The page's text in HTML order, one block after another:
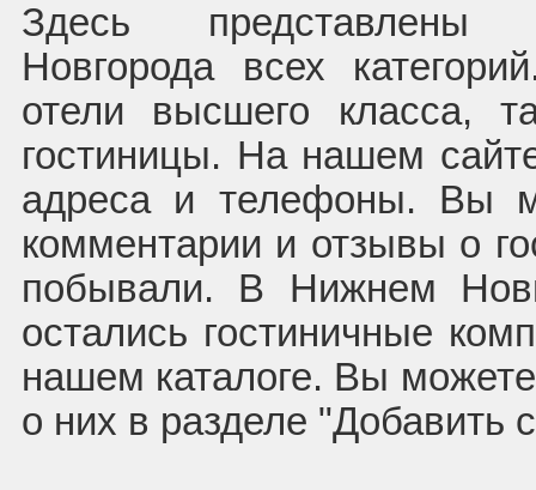
Здесь представлены
Новгорода всех
отели высшего класса,
гостиницы. На нашем
адреса и телефоны. Вы
комментарии и отзывы о
побывали. В Нижнем
остались гостиничные
нашем каталоге. Вы
о них в разделе "Добавить